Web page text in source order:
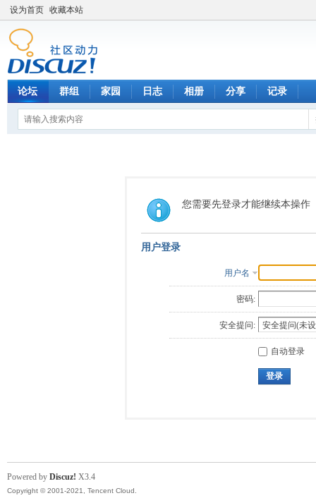
设为首页 收藏本站
论坛 群组 家园 日志 相册 分享 记录
您需要先登录才能继续本操作
用户登录
用户名
密码:
安全提问:
自动登录
登录
Powered by Discuz! X3.4
Copyright © 2001-2021, Tencent Cloud.